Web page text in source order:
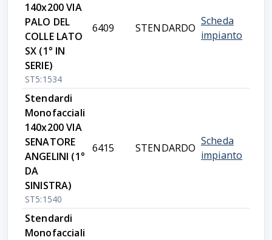
140x200 VIA
PALO DEL
COLLE LATO
SX (1° IN
SERIE)
ST5:1534
6409 STENDARDO
Scheda
impianto
Stendardi
Monofacciali
140x200 VIA
SENATORE
ANGELINI (1°
DA
SINISTRA)
ST5:1540
6415 STENDARDO
Scheda
impianto
Stendardi
Monofacciali